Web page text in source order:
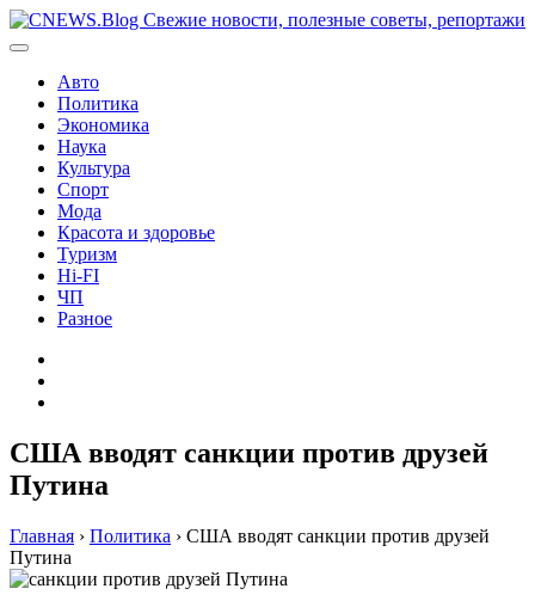
Перейти
к
Авто
Политика
Экономика
Наука
Культура
Спорт
Мода
Красота и здоровье
Туризм
Hi-FI
ЧП
Разное
США вводят санкции против друзей
Путина
Главная › Политика › США вводят санкции против друзей
Путина